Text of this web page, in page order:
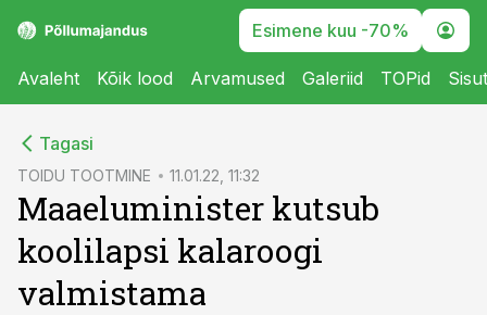
Esimene kuu -70%
Avaleht Kõik lood Arvamused Galeriid TOPid
Tagasi
TOIDU TOOTMINE 11.01.22, 11:32
Maaeluminister kutsub
koolilapsi kalaroogi
valmistama